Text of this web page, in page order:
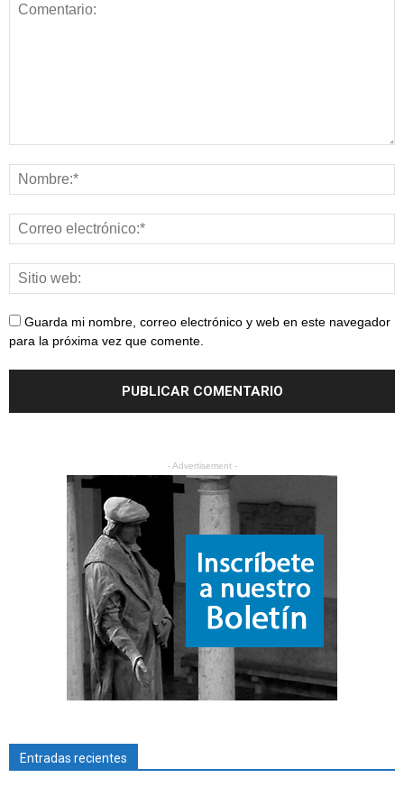
Guarda mi nombre, correo electrónico y web en este navegador
para la próxima vez que comente.
- Advertisement -
Entradas recientes